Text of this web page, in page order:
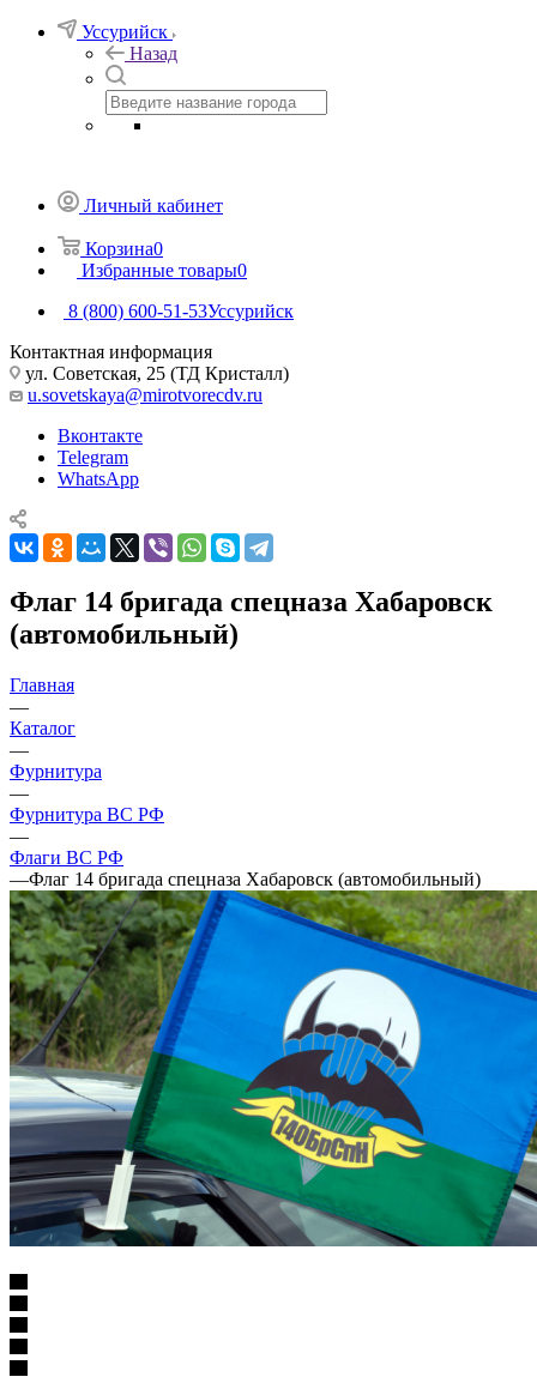
Уссурийск
Назад
Личный кабинет
Корзина0
Избранные товары0
8 (800) 600-51-53Уссурийск
Контактная информация
ул. Советская, 25 (ТД Кристалл)
u.sovetskaya@mirotvorecdv.ru
Вконтакте
Telegram
WhatsApp
Флаг 14 бригада спецназа Хабаровск
(автомобильный)
Главная
—
Каталог
—
Фурнитура
—
Фурнитура ВС РФ
—
Флаги ВС РФ
—Флаг 14 бригада спецназа Хабаровск (автомобильный)